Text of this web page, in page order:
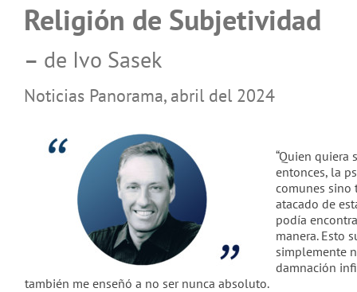
Religión de Subjetividad
– de Ivo Sasek
Noticias Panorama, abril del 2024
“Quien quiera
entonces, la
comunes sino
atacado de
podía
manera. Esto
simplemente
damnación
también me enseñó a no ser nunca absoluto.